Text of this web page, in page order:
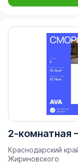
2-комнатная
Краснодарский
Жириновского